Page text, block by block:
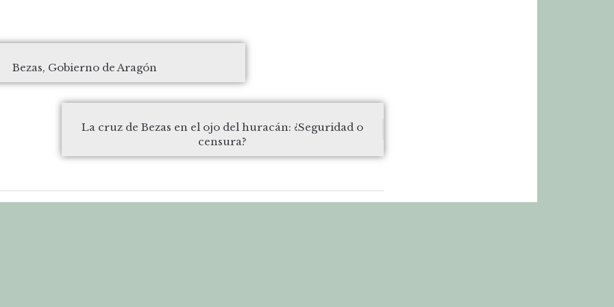
Bezas, Gobierno de Aragón
La cruz de Bezas en el ojo del huracán: ¿Seguridad o
censura?